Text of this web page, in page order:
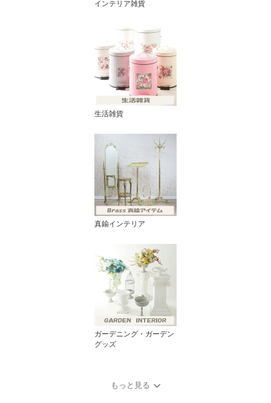
インテリア雑貨
生活雑貨
真鍮インテリア
ガーデニング・ガーデン
グッズ
もっと見る